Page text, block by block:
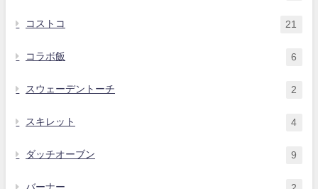
コストコ 21
コラボ飯 6
スウェーデントーチ 2
スキレット 4
ダッチオーブン 9